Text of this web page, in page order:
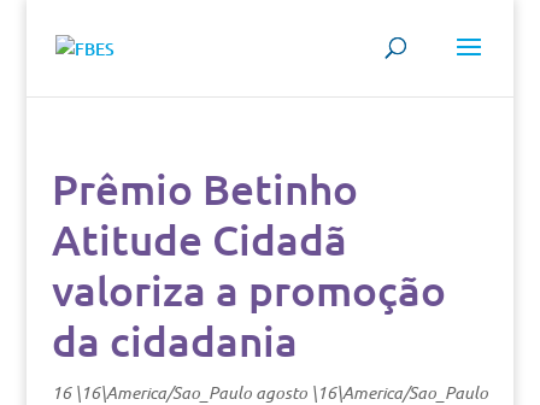
Prêmio Betinho
Atitude Cidadã
valoriza a promoção
da cidadania
16 \16\America/Sao_Paulo agosto \16\America/Sao_Paulo